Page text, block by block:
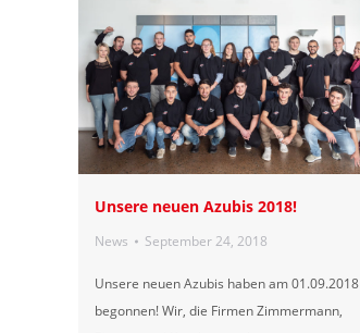
Unsere neuen Azubis 2018!
News September 24, 2018
Unsere neuen Azubis haben am 01.09.2018
begonnen! Wir, die Firmen Zimmermann,